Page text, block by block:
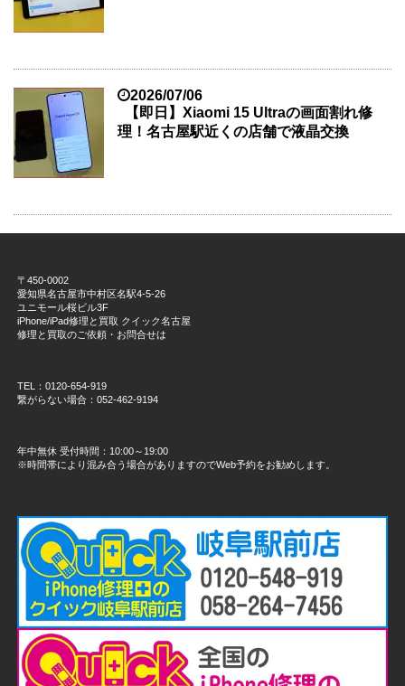
2026/07/06
【即日】Xiaomi 15 Ultraの画面割れ修
理！名古屋駅近くの店舗で液晶交換
〒450-0002
愛知県名古屋市中村区名駅4-5-26
ユニモール桜ビル3F
iPhone/iPad修理と買取 クイック名古屋
修理と買取のご依頼・お問合せは
TEL：0120-654-919
繋がらない場合：052-462-9194
年中無休 受付時間：10:00～19:00
※時間帯により混み合う場合がありますのでWeb予約をお勧めします。